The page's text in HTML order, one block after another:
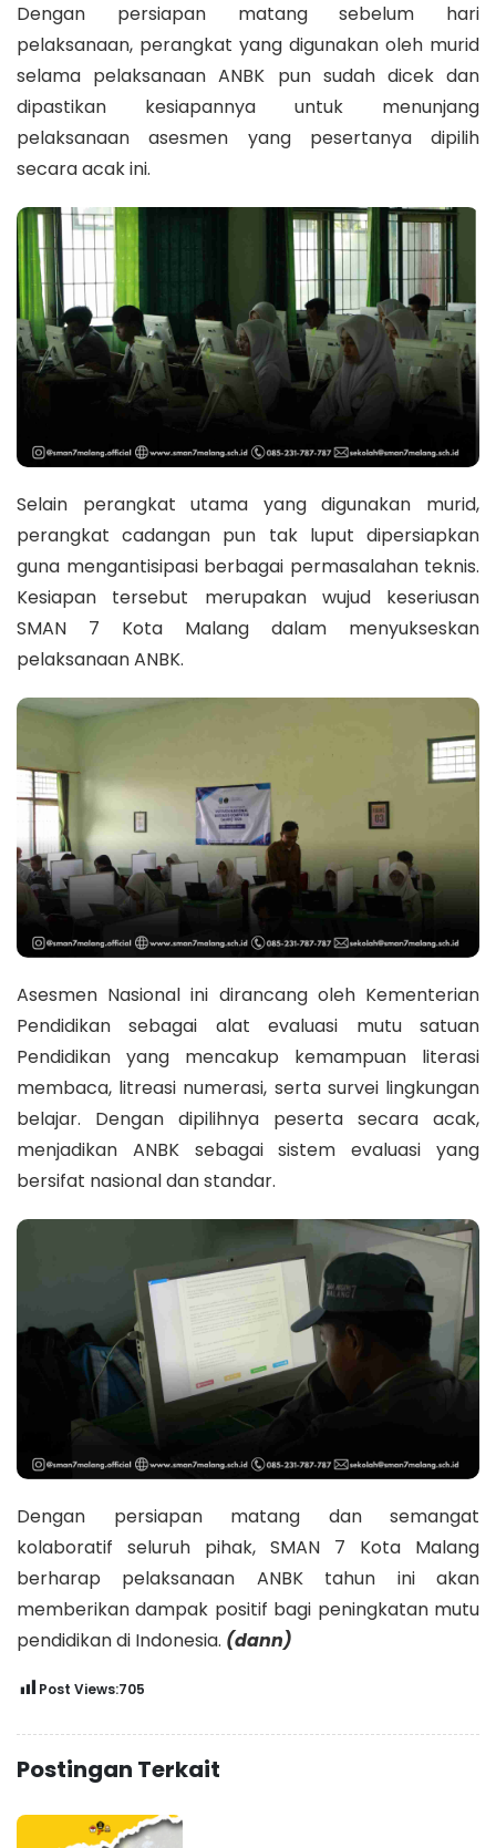
Dengan persiapan matang sebelum hari
pelaksanaan, perangkat yang digunakan oleh murid
selama pelaksanaan ANBK pun sudah dicek dan
dipastikan kesiapannya untuk menunjang
pelaksanaan asesmen yang pesertanya dipilih
secara acak ini.
Selain perangkat utama yang digunakan murid,
perangkat cadangan pun tak luput dipersiapkan
guna mengantisipasi berbagai permasalahan teknis.
Kesiapan tersebut merupakan wujud keseriusan
SMAN 7 Kota Malang dalam menyukseskan
pelaksanaan ANBK.
Asesmen Nasional ini dirancang oleh Kementerian
Pendidikan sebagai alat evaluasi mutu satuan
Pendidikan yang mencakup kemampuan literasi
membaca, litreasi numerasi, serta survei lingkungan
belajar. Dengan dipilihnya peserta secara acak,
menjadikan ANBK sebagai sistem evaluasi yang
bersifat nasional dan standar.
Dengan persiapan matang dan semangat
kolaboratif seluruh pihak, SMAN 7 Kota Malang
berharap pelaksanaan ANBK tahun ini akan
memberikan dampak positif bagi peningkatan mutu
pendidikan di Indonesia. (dann)
Post Views:705
Postingan Terkait